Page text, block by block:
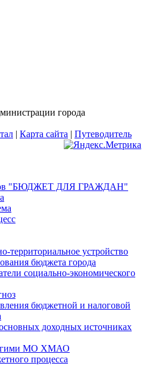
города
| Карта сайта | Путеводитель
"БЮДЖЕТ ДЛЯ ГРАЖДАН"
территориальное устройство
бюджета города
социально-экономического
бюджетной и налоговой
доходных источниках
МО ХМАО
процесса